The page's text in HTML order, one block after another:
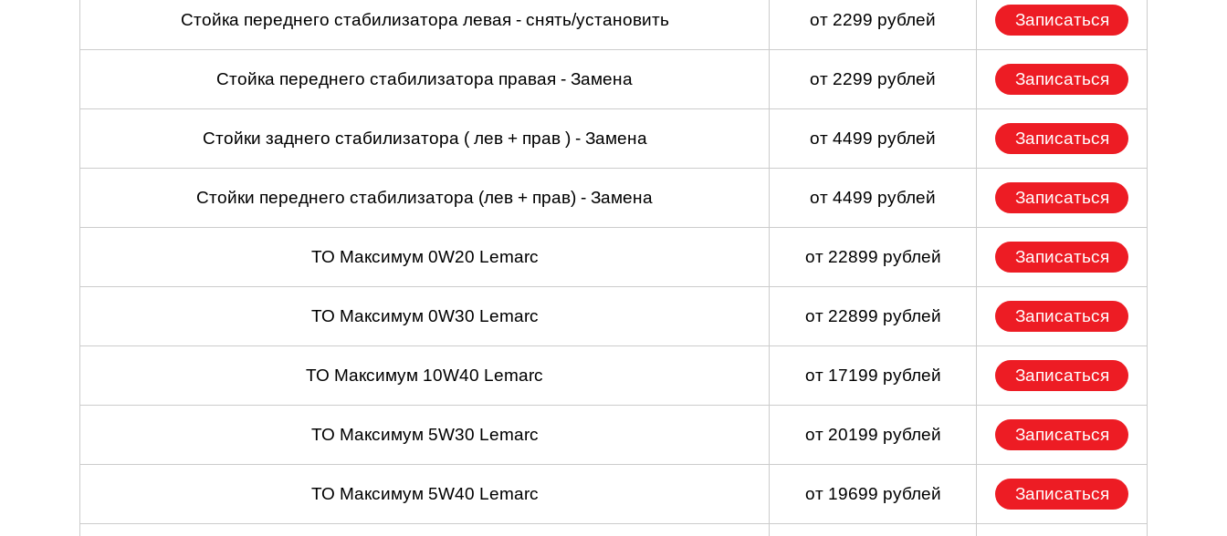
Стойка переднего стабилизатора левая - снять/установить от 2299 рублей Записаться
Стойка переднего стабилизатора правая - Замена от 2299 рублей Записаться
Стойки заднего стабилизатора ( лев + прав ) - Замена от 4499 рублей Записаться
Стойки переднего стабилизатора (лев + прав) - Замена от 4499 рублей Записаться
ТО Максимум 0W20 Lemarc от 22899 рублей Записаться
ТО Максимум 0W30 Lemarc от 22899 рублей Записаться
ТО Максимум 10W40 Lemarc от 17199 рублей Записаться
ТО Максимум 5W30 Lemarc от 20199 рублей Записаться
ТО Максимум 5W40 Lemarc от 19699 рублей Записаться